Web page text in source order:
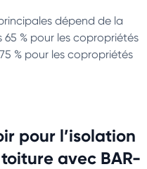
dépend de la
% pour les copropriétés
% pour les copropriétés
pour l’isolation
avec BAR-